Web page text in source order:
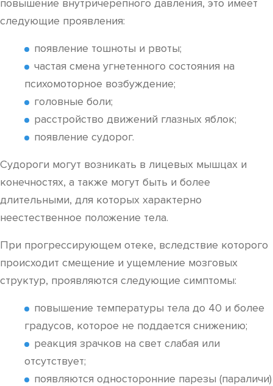
повышение внутричерепного давления, это имеет
следующие проявления:
появление тошноты и рвоты;
частая смена угнетенного состояния на
психомоторное возбуждение;
головные боли;
расстройство движений глазных яблок;
появление судорог.
Судороги могут возникать в лицевых мышцах и
конечностях, а также могут быть и более
длительными, для которых характерно
неестественное положение тела.
При прогрессирующем отеке, вследствие которого
происходит смещение и ущемление мозговых
структур, проявляются следующие симптомы:
повышение температуры тела до 40 и более
градусов, которое не поддается снижению;
реакция зрачков на свет слабая или
отсутствует;
появляются односторонние парезы (параличи)